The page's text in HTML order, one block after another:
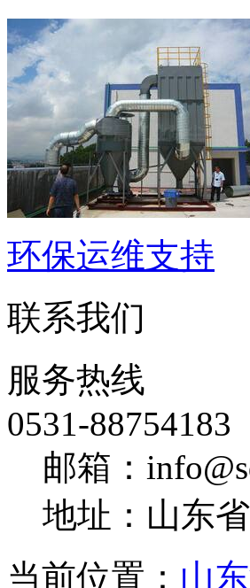
环保运维支持
联系我们
服务热线
0531-88754183
邮箱：
地址：山东
当前位置： 山